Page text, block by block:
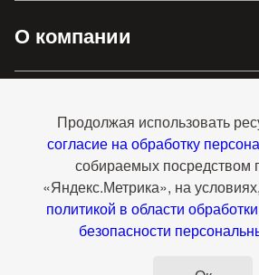
О компании
Контакты
Перейти на полную
Продолжая использовать
согласие на обработку
собираемых посредством
«Яндекс.Метрика», на
политикой в области
безопасности